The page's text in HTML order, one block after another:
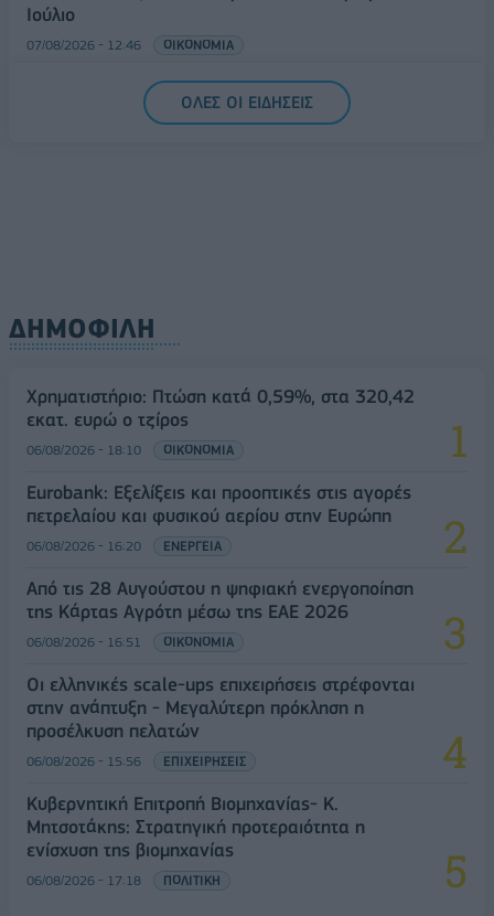
Ιούλιο
07/08/2026 - 12:46 ΟΙΚΟΝΟΜΙΑ
ΟΛΕΣ ΟΙ ΕΙΔΗΣΕΙΣ
ΔΗΜΟΦΙΛΗ
Χρηματιστήριο: Πτώση κατά 0,59%, στα 320,42
εκατ. ευρώ ο τζίρος
06/08/2026 - 18:10 ΟΙΚΟΝΟΜΙΑ
Eurobank: Εξελίξεις και προοπτικές στις αγορές
πετρελαίου και φυσικού αερίου στην Ευρώπη
06/08/2026 - 16:20 ΕΝΕΡΓΕΙΑ
Από τις 28 Αυγούστου η ψηφιακή ενεργοποίηση
της Κάρτας Αγρότη μέσω της ΕΑΕ 2026
06/08/2026 - 16:51 ΟΙΚΟΝΟΜΙΑ
Οι ελληνικές scale-ups επιχειρήσεις στρέφονται
στην ανάπτυξη - Μεγαλύτερη πρόκληση η
προσέλκυση πελατών
06/08/2026 - 15:56 ΕΠΙΧΕΙΡΗΣΕΙΣ
Κυβερνητική Επιτροπή Βιομηχανίας- Κ.
Μητσοτάκης: Στρατηγική προτεραιότητα η
ενίσχυση της βιομηχανίας
06/08/2026 - 17:18 ΠΟΛΙΤΙΚΗ